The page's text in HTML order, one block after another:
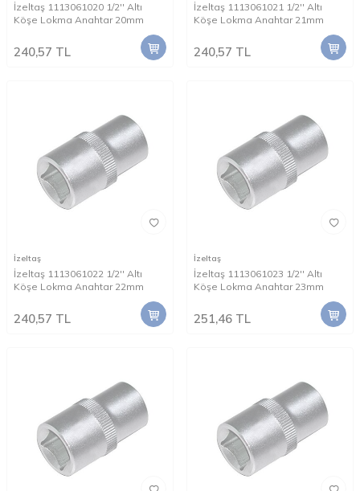
İzeltaş 1113061020 1/2'' Altı
Köşe Lokma Anahtar 20mm
240,57 TL
İzeltaş 1113061021 1/2'' Altı
Köşe Lokma Anahtar 21mm
240,57 TL
İzeltaş
İzeltaş 1113061022 1/2'' Altı
Köşe Lokma Anahtar 22mm
240,57 TL
İzeltaş
İzeltaş 1113061023 1/2'' Altı
Köşe Lokma Anahtar 23mm
251,46 TL